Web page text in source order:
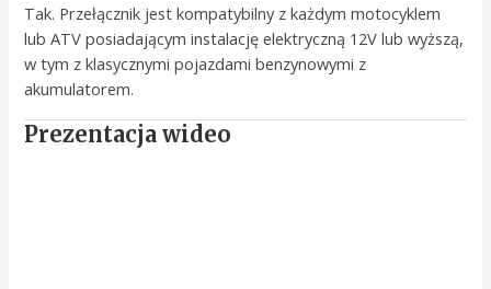
Tak. Przełącznik jest kompatybilny z każdym motocyklem
lub ATV posiadającym instalację elektryczną 12V lub wyższą,
w tym z klasycznymi pojazdami benzynowymi z
akumulatorem.
Prezentacja wideo